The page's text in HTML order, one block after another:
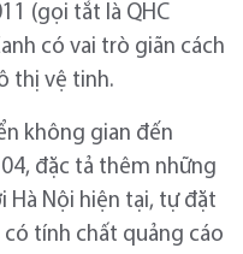
(gọi tắt là QHC
có vai trò giãn cách
thị vệ tinh.
không gian đến
đặc tả thêm những
Hà Nội hiện tại, tự đặt
tính chất quảng cáo